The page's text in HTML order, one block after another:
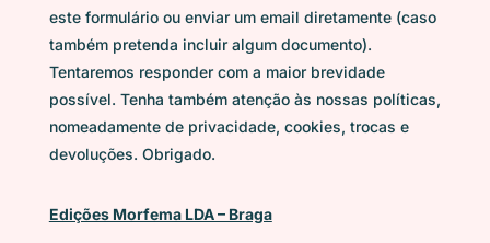
este formulário ou enviar um email diretamente (caso
também pretenda incluir algum documento).
Tentaremos responder com a maior brevidade
possível. Tenha também atenção às nossas políticas,
nomeadamente de privacidade, cookies, trocas e
devoluções. Obrigado.
Edições Morfema LDA – Braga